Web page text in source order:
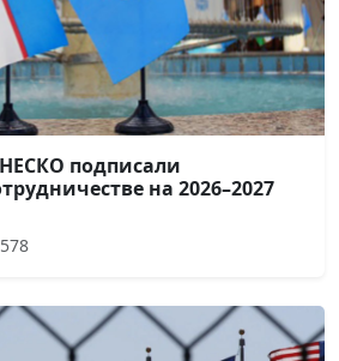
подписали
на 2026–2027